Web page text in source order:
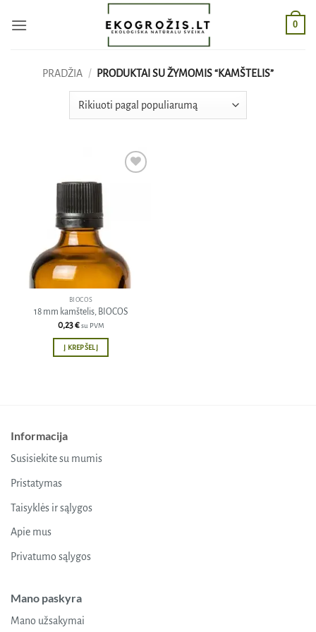
0
PRADŽIA / PRODUKTAI SU ŽYMOMIS “KAMŠTELIS”
BIOCOS
18 mm kamštelis, BIOCOS
0,23€ su PVM
Į KREPŠELĮ
Informacija
Susisiekite su mumis
Pristatymas
Taisyklės ir sąlygos
Apie mus
Privatumo sąlygos
Mano paskyra
Mano užsakymai